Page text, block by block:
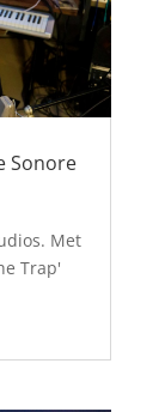
Sonore
Met
Trap'